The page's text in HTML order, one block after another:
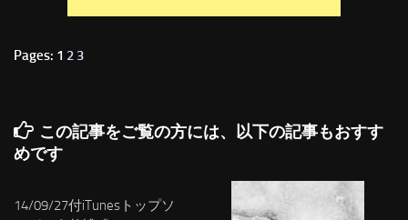
Pages: 1 2 3
この記事をご覧の方には、以下の記事もおすす
めです
14/09/27付iTunesトップソ